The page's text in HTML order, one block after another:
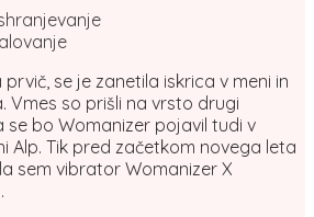
se je zanetila iskrica v meni in
Vmes so prišli na vrsto drugi
se bo Womanizer pojavil tudi v
Alp. Tik pred začetkom novega leta
sem vibrator Womanizer X